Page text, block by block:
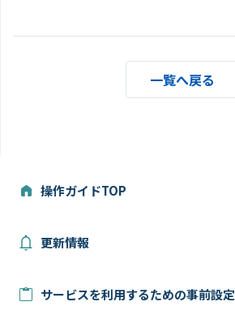
操作ガイドTOP
更新情報
サービスを利用するための事前設定
一覧へ戻る